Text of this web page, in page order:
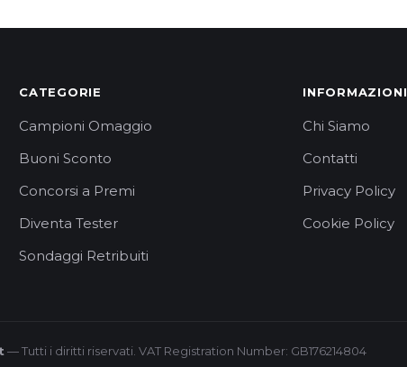
CATEGORIE
Campioni Omaggio
Buoni Sconto
Concorsi a Premi
Diventa Tester
Sondaggi Retribuiti
INFORMAZIONI
Chi Siamo
Contatti
Privacy Policy
Cookie Policy
— Tutti i diritti riservati. VAT Registration Number: GB176214804